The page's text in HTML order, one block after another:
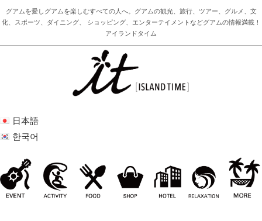
グアムを愛しグアムを楽しむすべての人へ。グアムの観光、旅行、ツアー、グルメ、文
化、スポーツ、ダイニング、 ショッピング、エンターテイメントなどグアムの情報満載！
アイランドタイム
日本語
한국어